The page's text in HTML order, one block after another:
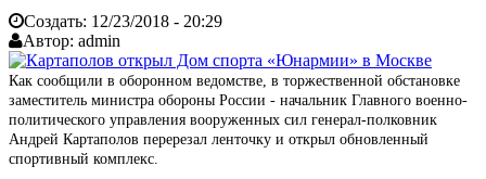
Создать: 12/23/2018 - 20:29
Автор: admin
Как сообщили в оборонном ведомстве, в торжественной обстановке
заместитель министра обороны России - начальник Главного военно-
политического управления вооруженных сил генерал-полковник
Андрей Картаполов перерезал ленточку и открыл обновленный
спортивный комплекс.